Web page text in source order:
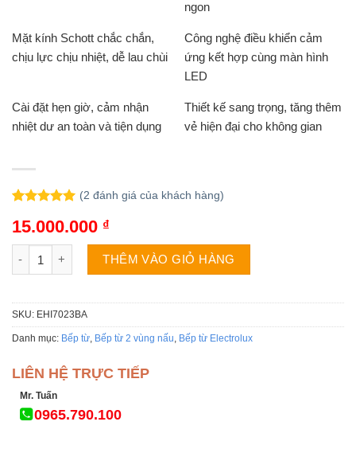
ngon
Mặt kính Schott chắc chắn,
chịu lực chịu nhiệt, dễ lau chùi
Công nghệ điều khiển cảm
ứng kết hợp cùng màn hình
LED
Cài đặt hẹn giờ, cảm nhận
nhiệt dư an toàn và tiện dụng
Thiết kế sang trọng, tăng thêm
vẻ hiện đại cho không gian
dựa trên
(2 đánh giá của khách hàng)
15.000.000 ₫
Bếp điện từ Electrolux EHI7023BA số lượng
THÊM VÀO GIỎ HÀNG
SKU: EHI7023BA
Danh mục: Bếp từ, Bếp từ 2 vùng nấu, Bếp từ Electrolux
LIÊN HỆ TRỰC TIẾP
Mr. Tuấn
0965.790.100